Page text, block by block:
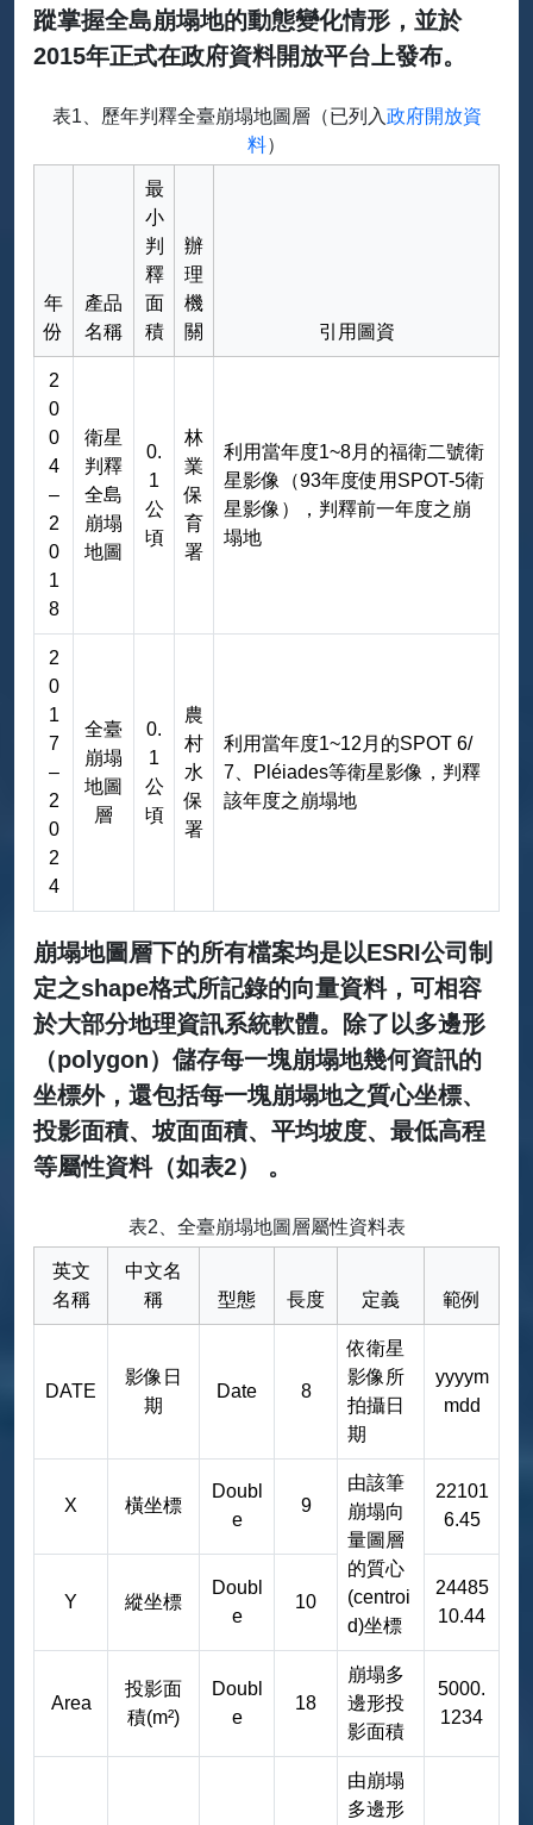
蹤掌握全島崩塌地的動態變化情形，並於
2015年正式在政府資料開放平台上發布。
表1、歷年判釋全臺崩塌地圖層（已列入政府開放資
料）
年
份
產品
名稱
最
小
判
釋
面
積
辦
理
機
關
引用圖資
2
0
0
4
–
2
0
1
8
衛星
判釋
全島
崩塌
地圖
0.
1
公
頃
林
業
保
育
署
利用當年度1~8月的福衛二號衛
星影像（93年度使用SPOT-5衛
星影像），判釋前一年度之崩
塌地
2
0
1
7
–
2
0
2
4
全臺
崩塌
地圖
層
0.
1
公
頃
農
村
水
保
署
利用當年度1~12月的SPOT 6/
7、Pléiades等衛星影像，判釋
該年度之崩塌地
崩塌地圖層下的所有檔案均是以ESRI公司制
定之shape格式所記錄的向量資料，可相容
於大部分地理資訊系統軟體。除了以多邊形
（polygon）儲存每一塊崩塌地幾何資訊的
坐標外，還包括每一塊崩塌地之質心坐標、
投影面積、坡面面積、平均坡度、最低高程
等屬性資料（如表2） 。
表2、全臺崩塌地圖層屬性資料表
英文
名稱
中文名
稱
型態 長度 定義 範例
DATE
影像日
期
Date 8
依衛星
影像所
拍攝日
期
yyyym
mdd
X 橫坐標
Doubl
e
9
由該筆
崩塌向
量圖層
的質心
(centroi
d)坐標
22101
6.45
Y 縱坐標
Doubl
e
10
24485
10.44
Area
投影面
積(m²)
Doubl
e
18
崩塌多
邊形投
影面積
5000.
1234
由崩塌
多邊形